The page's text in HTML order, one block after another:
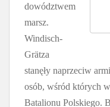
dowództwem
marsz.
Windisch-
Grätza
stanęły naprzeciw
osób, wśród których
Batalionu Polskiego.